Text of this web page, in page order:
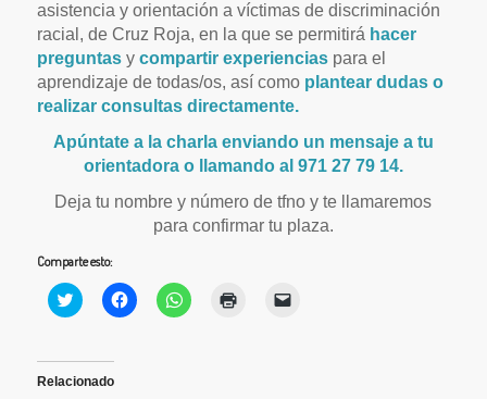
asistencia y orientación a víctimas de discriminación
racial, de Cruz Roja, en la que se permitirá hacer
preguntasycompartir experienciaspara el
aprendizaje de todas/os, así como plantear dudas o
realizar consultas directamente.
Apúntate a la charla enviando un mensaje a tu
orientadora o llamando al 971 27 79 14.
Deja tu nombre y número de tfno y te llamaremos
para confirmar tu plaza.
Comparte esto:
Haz
clic
Twitter
(Se
Haz
clic
Haz
clic
Relacionado